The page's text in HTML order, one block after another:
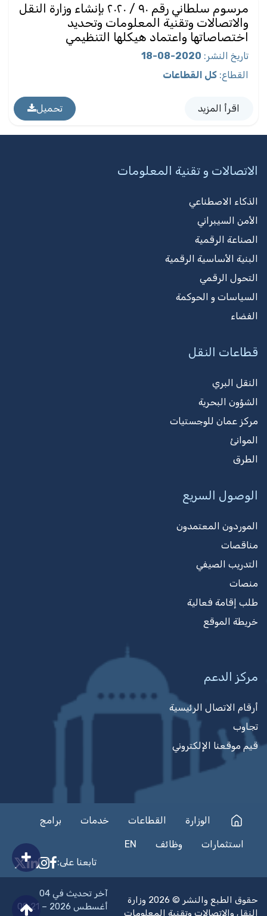
مرسوم سلطاني رقم ٩٠ / ٢٠٢٠ بإنشاء وزارة النقل
والاتصالات وتقنية المعلومات وتحديد
اختصاصاتها واعتماد هيكلها التنظيمي
تاريخ النشر :
2020-08-18
القطاع: كل القطاعات
اقرأ المزيد تحميل
الاتصالات و تقنية المعلومات
الذكاء الاصطناعي
الأمن السيبراني
الصناعة الرقمية
البنية الأساسية الرقمية
التحول الرقمي
السياسات و الحوكمة
الفضاء
قطاعات النقل
النقل البري
الشؤون البحرية
مركز عمان للوجستيات
الموانئ
الطرق
الوصول السريع
الموردون المعتمدون
مناقصات
التدريب الصيفي
منصات
طلب إقامة فعالية
خريطة الموقع
مركز الدعم
أرقام الاتصال الرئيسية
تجاوب
قيم موقعنا الإلكتروني
الوزارة القطاعات خدمات برامج
استثمارات وظائف
EN
تابعنا على:
Facebook
X
حقوق الطبع والنشر © 2026 وزارة
النقل والاتصالات وتقنية المعلومات
آخر تحديث في 04
أغسطس 2026 – 08:21